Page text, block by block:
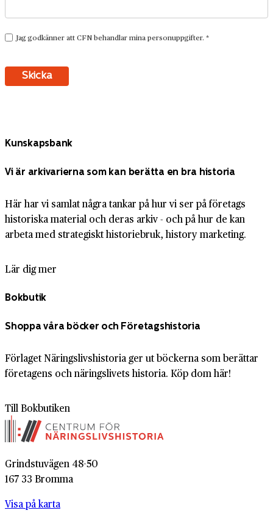
Kunskapsbank
Vi är arkivarierna som kan berätta en bra historia
Här har vi samlat några tankar på hur vi ser på företags
historiska material och deras arkiv - och på hur de kan
arbeta med strategiskt historiebruk, history marketing.
Lär dig mer
Bokbutik
Shoppa våra böcker och Företagshistoria
Förlaget Näringslivshistoria ger ut böckerna som berättar
företagens och näringslivets historia. Köp dom här!
Till Bokbutiken
Grindstuvägen 48-50
167 33 Bromma
Visa på karta